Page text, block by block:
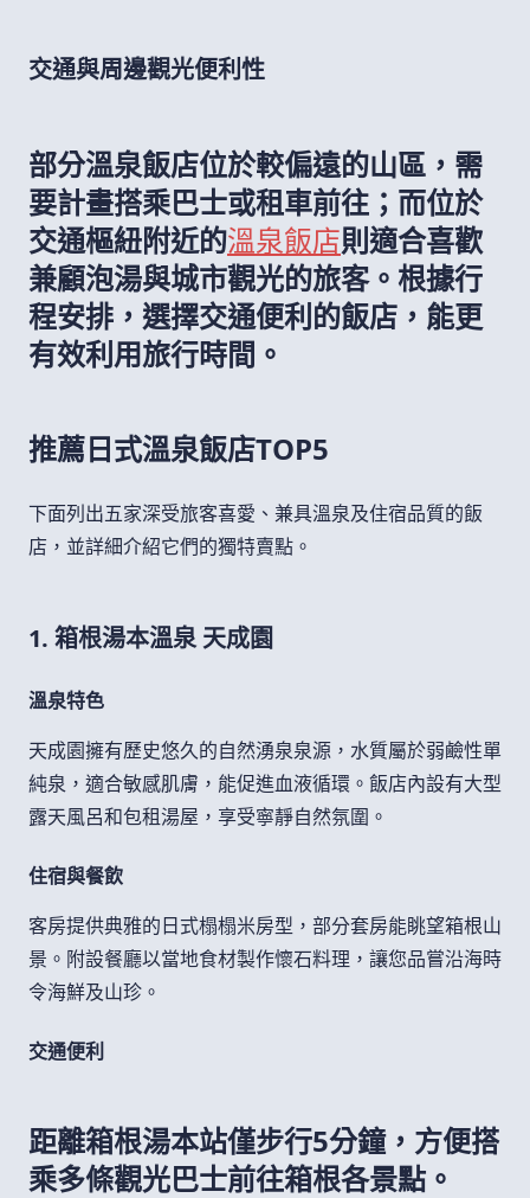
交通與周邊觀光便利性
部分溫泉飯店位於較偏遠的山區，需
要計畫搭乘巴士或租車前往；而位於
交通樞紐附近的溫泉飯店則適合喜歡
兼顧泡湯與城市觀光的旅客。根據行
程安排，選擇交通便利的飯店，能更
有效利用旅行時間。
推薦日式溫泉飯店TOP5
下面列出五家深受旅客喜愛、兼具溫泉及住宿品質的飯
店，並詳細介紹它們的獨特賣點。
1. 箱根湯本溫泉 天成園
溫泉特色
天成園擁有歷史悠久的自然湧泉泉源，水質屬於弱鹼性單
純泉，適合敏感肌膚，能促進血液循環。飯店內設有大型
露天風呂和包租湯屋，享受寧靜自然氛圍。
住宿與餐飲
客房提供典雅的日式榻榻米房型，部分套房能眺望箱根山
景。附設餐廳以當地食材製作懷石料理，讓您品嘗沿海時
令海鮮及山珍。
交通便利
距離箱根湯本站僅步行5分鐘，方便搭
乘多條觀光巴士前往箱根各景點。